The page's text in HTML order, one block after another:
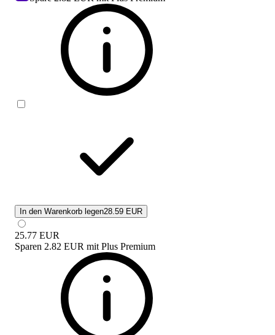
In den Warenkorb legen28.59 EUR
25.77 EUR
Sparen 2.82 EUR mit Plus Premium